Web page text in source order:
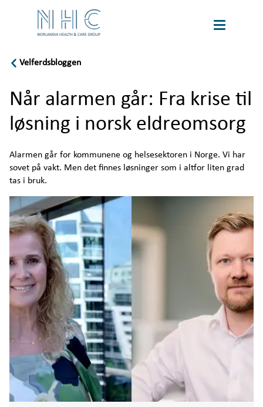
tour
Language
Bærekraft
Velferdspodden
Velferdsbloggen
Investor
Arendalsuka program
Kontakt
Velferdsbloggen
Når alarmen går: Fra krise til
løsning i norsk eldreomsorg
Alarmen går for kommunene og helsesektoren i Norge. Vi har
sovet på vakt. Men det finnes løsninger som i altfor liten grad
tas i bruk.